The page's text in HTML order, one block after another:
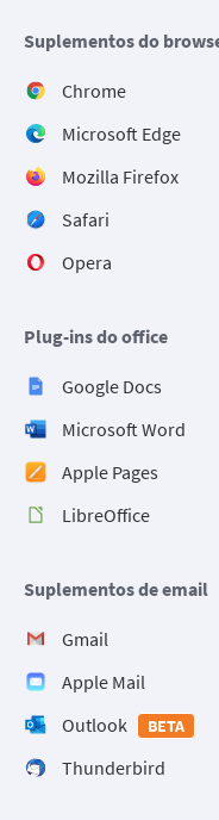
Suplementos do
Chrome
Microsoft Edge
Mozilla Firefox
Safari
Opera
Plug-ins do office
Google Docs
Microsoft Word
Apple Pages
LibreOffice
Suplementos de email
Gmail
Apple Mail
Outlook
BETA
Thunderbird